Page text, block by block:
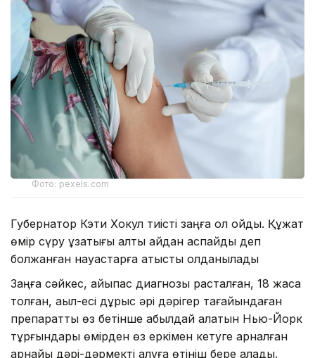
Фото: pexels.com
Губернатор Кэти Хокул тиісті заңға қол қойды. Құжат
өмір сүру ұзақтығы алты айдан аспайды деп
болжанған науқастарға қатысты қолданылады
Заңға сәйкес, айықпас диагнозы расталған, 18 жасқа
толған, ақыл-есі дұрыс әрі дәрігер тағайындаған
препаратты өз бетінше қабылдай алатын Нью-Йорк
тұрғындары өмірден өз еркімен кетуге арналған
арнайы дәрі-дәрмекті алуға өтініш бере алады.